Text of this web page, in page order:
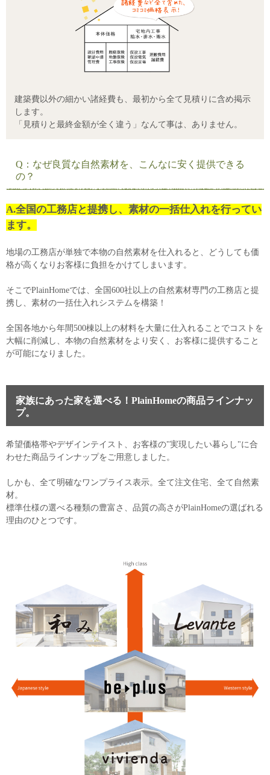
建築費以外の細かい諸経費も、最初から全て見積りに含め掲示
します。
「見積りと最終金額が全く違う」なんて事は、ありません。
Q：なぜ良質な自然素材を、こんなに安く提供できる
の？
A.全国の工務店と提携し、素材の一括仕入れを行ってい
ます。
地場の工務店が単独で本物の自然素材を仕入れると、どうしても価
格が高くなりお客様に負担をかけてしまいます。
そこでPlainHomeでは、全国600社以上の自然素材専門の工務店と提
携し、素材の一括仕入れシステムを構築！
全国各地から年間500棟以上の材料を大量に仕入れることでコストを
大幅に削減し、本物の自然素材をより安く、お客様に提供すること
が可能になりました。
家族にあった家を選べる！PlainHomeの商品ラインナッ
プ。
希望価格帯やデザインテイスト、お客様の"実現したい暮らし"に合
わせた商品ラインナップをご用意しました。
しかも、全て明確なワンプライス表示。全て注文住宅、全て自然素
材。
標準仕様の選べる種類の豊富さ、品質の高さがPlainHomeの選ばれる
理由のひとつです。